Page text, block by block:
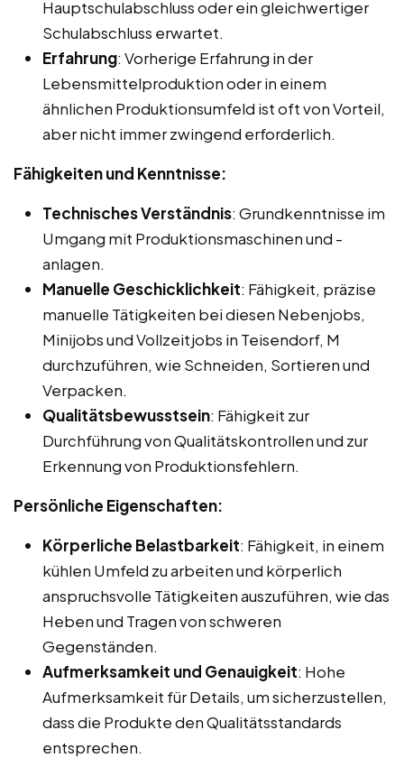
Hauptschulabschluss oder ein gleichwertiger
Schulabschluss erwartet.
Erfahrung: Vorherige Erfahrung in der
Lebensmittelproduktion oder in einem
ähnlichen Produktionsumfeld ist oft von Vorteil,
aber nicht immer zwingend erforderlich.
Fähigkeiten und Kenntnisse:
Technisches Verständnis: Grundkenntnisse im
Umgang mit Produktionsmaschinen und -
anlagen.
Manuelle Geschicklichkeit: Fähigkeit, präzise
manuelle Tätigkeiten bei diesen Nebenjobs,
Minijobs und Vollzeitjobs in Teisendorf, M
durchzuführen, wie Schneiden, Sortieren und
Verpacken.
Qualitätsbewusstsein: Fähigkeit zur
Durchführung von Qualitätskontrollen und zur
Erkennung von Produktionsfehlern.
Persönliche Eigenschaften:
Körperliche Belastbarkeit: Fähigkeit, in einem
kühlen Umfeld zu arbeiten und körperlich
anspruchsvolle Tätigkeiten auszuführen, wie das
Heben und Tragen von schweren
Gegenständen.
Aufmerksamkeit und Genauigkeit: Hohe
Aufmerksamkeit für Details, um sicherzustellen,
dass die Produkte den Qualitätsstandards
entsprechen.